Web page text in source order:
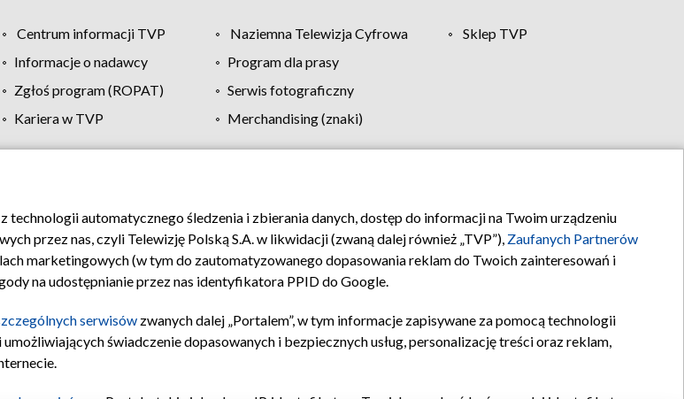
Centrum informacji TVP Naziemna Telewizja Cyfrowa
Sklep TVP
Informacje o nadawcy
Program dla prasy
Zgłoś program (ROPAT)
Serwis fotograficzny
Kariera w TVP
Merchandising (znaki)
Moje zgody Pomoc Biuro reklamy Kontakt
automatycznego śledzenia i zbierania danych, dostęp do informacji na Twoim urządzeniu
przez nas, czyli Telewizję Polską S.A. w likwidacji (zwaną dalej również „TVP”), Zaufanych Partnerów
marketingowych (w tym do zautomatyzowanego dopasowania reklam do Twoich zainteresowań i
na udostępnianie przez nas identyfikatora PPID do Google.
serwisów zwanych dalej „Portalem”, w tym informacje zapisywane za pomocą technologii
świadczenie dopasowanych i bezpiecznych usług, personalizację treści oraz reklam,